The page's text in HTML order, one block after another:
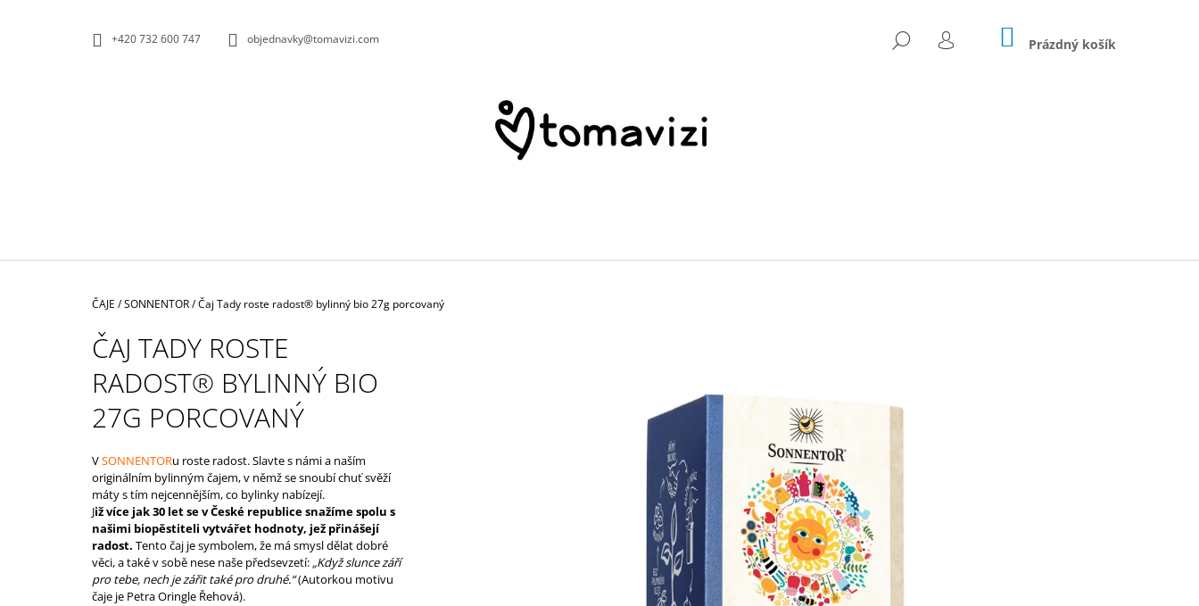
+420 732 600 747 objednavky@tomavizi.com HLEDAT
PŘIHLÁŠENÍ
NÁKUPNÍ
KOŠÍK
Prázdný košík
Domů
ČAJE /SONNENTOR/Čaj Tady roste radost® bylinný bio 27g porcovaný
ČAJ TADY ROSTE
RADOST® BYLINNÝ BIO
27G PORCOVANÝ
VSONNENTORu roste radost. Slavte s námi a naším
originálním bylinným čajem, v němž se snoubí chuť svěží
máty s tím nejcennějším, co bylinky nabízejí.
Již více jak 30 let se v České republice snažíme spolu s
našimi biopěstiteli vytvářet hodnoty, jež přinášejí
radost. Tento čaj je symbolem, že má smysl dělat dobré
věci, a také v sobě nese naše předsevzetí: „Když slunce září
pro tebe, nech je zářit také pro druhé.“(Autorkou motivu
čaje je Petra Oringle Řehová).
CO POTŘEBUJETE NAJÍT?
KÁVA TOMAVIZI BRAZIL 1000G
833 Kč
375 Kč